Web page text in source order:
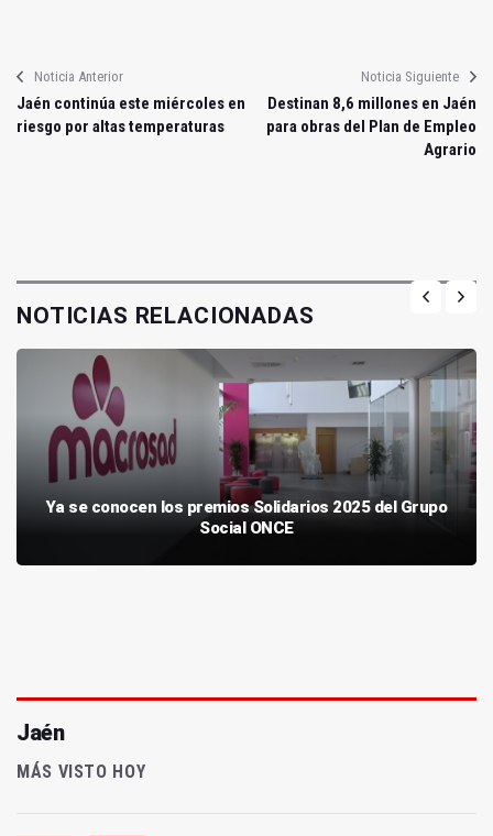
Noticia Anterior
Jaén continúa este miércoles en
riesgo por altas temperaturas
Noticia Siguiente
Destinan 8,6 millones en Jaén
para obras del Plan de Empleo
Agrario
NOTICIAS RELACIONADAS
Ya se conocen los premios Solidarios 2025 del Grupo
Social ONCE
Jaén
MÁS VISTO HOY